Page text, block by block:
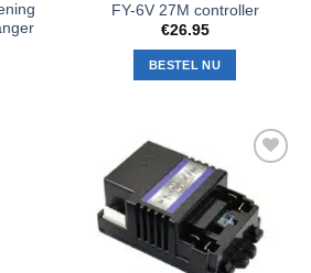
FY-6V 27M controller
€26.95
BESTEL NU
Toevoegen
aan
verlanglijst